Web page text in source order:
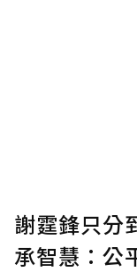
謝霆鋒只分
承智慧：公